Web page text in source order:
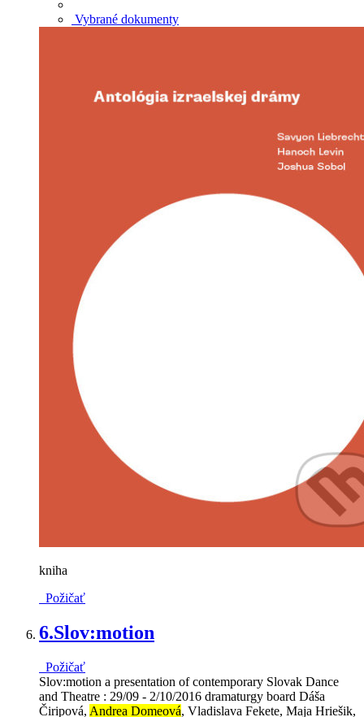
Vybrané dokumenty
kniha
Požičať
6.Slov:motion
Požičať
Slov:motion a presentation of contemporary Slovak Dance
and Theatre : 29/09 - 2/10/2016 dramaturgy board Dáša
Čiripová, Andrea Domeová, Vladislava Fekete, Maja Hriešik,